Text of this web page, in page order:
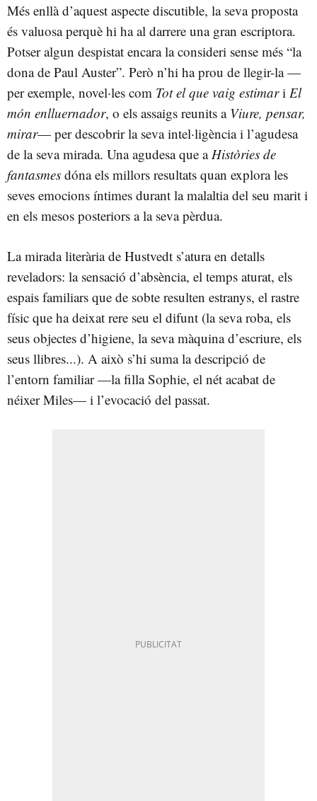
Més enllà d’aquest aspecte discutible, la seva proposta
és valuosa perquè hi ha al darrere una gran escriptora.
Potser algun despistat encara la consideri sense més “la
dona de Paul Auster”. Però n’hi ha prou de llegir-la —
per exemple, novel·les com Tot el que vaig estimari El
món enlluernador, o els assaigs reunits a Viure, pensar,
mirar— per descobrir la seva intel·ligència i l’agudesa
de la seva mirada. Una agudesa que a Històries de
fantasmes dóna els millors resultats quan explora les
seves emocions íntimes durant la malaltia del seu marit i
en els mesos posteriors a la seva pèrdua.
La mirada literària de Hustvedt s’atura en detalls
reveladors: la sensació d’absència, el temps aturat, els
espais familiars que de sobte resulten estranys, el rastre
físic que ha deixat rere seu el difunt (la seva roba, els
seus objectes d’higiene, la seva màquina d’escriure, els
seus llibres...). A això s’hi suma la descripció de
l’entorn familiar —la filla Sophie, el nét acabat de
néixer Miles— i l’evocació del passat.